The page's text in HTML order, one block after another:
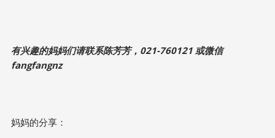
有兴趣的妈妈们请联系陈芳芳，021-760121 或微信
fangfangnz
妈妈的分享：